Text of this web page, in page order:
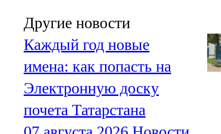
Другие новости
Каждый год новые
имена: как попасть на
Электронную доску
почета Татарстана